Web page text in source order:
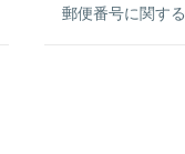
郵便番号に関す